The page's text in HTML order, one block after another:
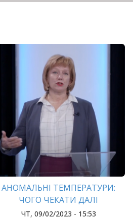
АНОМАЛЬНІ ТЕМПЕРАТУРИ:
ЧОГО ЧЕКАТИ ДАЛІ
ЧТ, 09/02/2023 - 15:53